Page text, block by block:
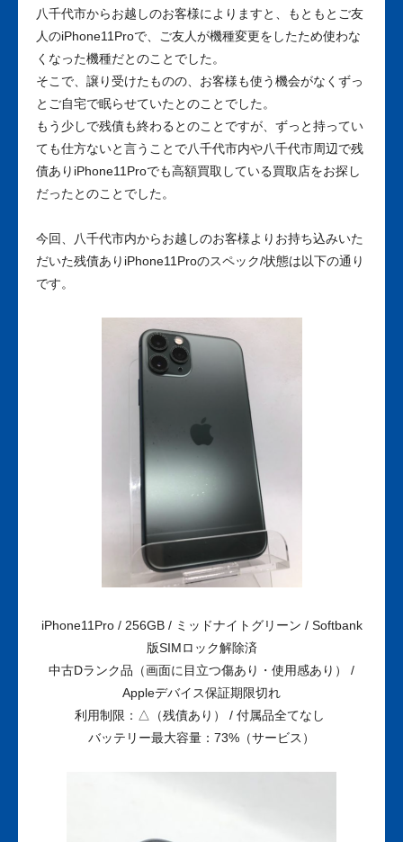
八千代市からお越しのお客様によりますと、もともとご友
人のiPhone11Proで、ご友人が機種変更をしたため使わな
くなった機種だとのことでした。
そこで、譲り受けたものの、お客様も使う機会がなくずっ
とご自宅で眠らせていたとのことでした。
もう少しで残債も終わるとのことですが、ずっと持ってい
ても仕方ないと言うことで八千代市内や八千代市周辺で残
債ありiPhone11Proでも高額買取している買取店をお探し
だったとのことでした。
今回、八千代市内からお越しのお客様よりお持ち込みいた
だいた残債ありiPhone11Proのスペック/状態は以下の通り
です。
iPhone11Pro / 256GB / ミッドナイトグリーン / Softbank
版SIMロック解除済
中古Dランク品（画面に目立つ傷あり・使用感あり） /
Appleデバイス保証期限切れ
利用制限：△（残債あり） / 付属品全てなし
バッテリー最大容量：73%（サービス）